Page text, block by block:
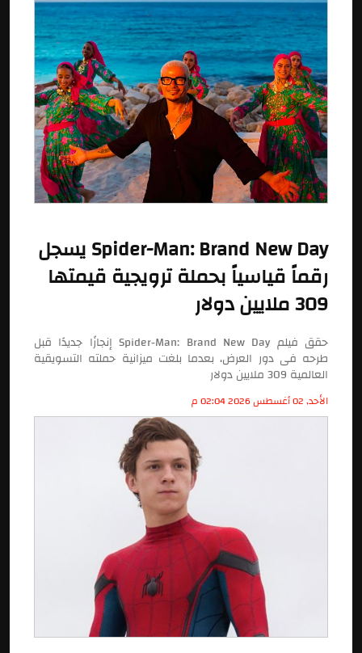
Spider-Man: Brand New Day يسجل
رقماً قياسياً بحملة ترويجية قيمتها
309 ملايين دولار
حقق فيلم Spider-Man: Brand New Day إنجازًا جديدًا قبل
طرحه فى دور العرض، بعدما بلغت ميزانية حملته التسويقية
العالمية 309 ملايين دولار
الأحد, 02 أغسطس 2026 02:04 م